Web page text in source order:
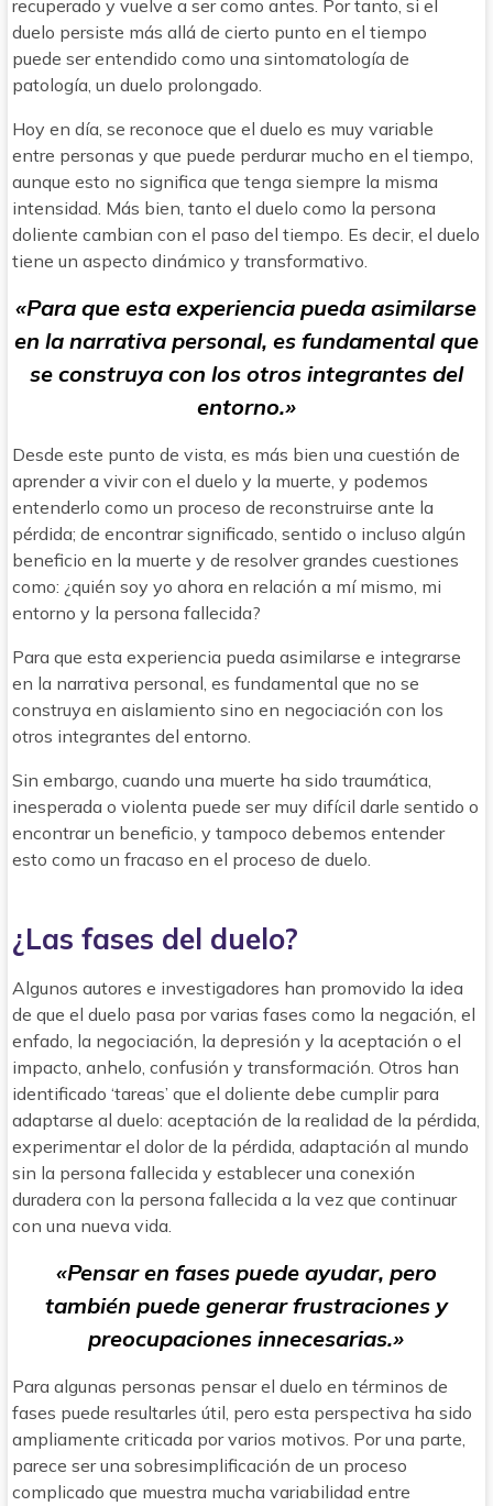
recuperado y vuelve a ser como antes. Por tanto, si el
duelo persiste más allá de cierto punto en el tiempo
puede ser entendido como una sintomatología de
patología, un duelo prolongado.
Hoy en día, se reconoce que el duelo es muy variable
entre personas y que puede perdurar mucho en el tiempo,
aunque esto no significa que tenga siempre la misma
intensidad. Más bien, tanto el duelo como la persona
doliente cambian con el paso del tiempo. Es decir, el duelo
tiene un aspecto dinámico y transformativo.
«Para que esta experiencia pueda asimilarse
en la narrativa personal, es fundamental que
se construya con los otros integrantes del
entorno.»
Desde este punto de vista, es más bien una cuestión de
aprender a vivir con el duelo y la muerte, y podemos
entenderlo como un proceso de reconstruirse ante la
pérdida; de encontrar significado, sentido o incluso algún
beneficio en la muerte y de resolver grandes cuestiones
como: ¿quién soy yo ahora en relación a mí mismo, mi
entorno y la persona fallecida?
Para que esta experiencia pueda asimilarse e integrarse
en la narrativa personal, es fundamental que no se
construya en aislamiento sino en negociación con los
otros integrantes del entorno.
Sin embargo, cuando una muerte ha sido traumática,
inesperada o violenta puede ser muy difícil darle sentido o
encontrar un beneficio, y tampoco debemos entender
esto como un fracaso en el proceso de duelo.
¿Las fases del duelo?
Algunos autores e investigadores han promovido la idea
de que el duelo pasa por varias fases como la negación, el
enfado, la negociación, la depresión y la aceptación o el
impacto, anhelo, confusión y transformación. Otros han
identificado ‘tareas’ que el doliente debe cumplir para
adaptarse al duelo: aceptación de la realidad de la pérdida,
experimentar el dolor de la pérdida, adaptación al mundo
sin la persona fallecida y establecer una conexión
duradera con la persona fallecida a la vez que continuar
con una nueva vida.
«Pensar en fases puede ayudar, pero
también puede generar frustraciones y
preocupaciones innecesarias.»
Para algunas personas pensar el duelo en términos de
fases puede resultarles útil, pero esta perspectiva ha sido
ampliamente criticada por varios motivos. Por una parte,
parece ser una sobresimplificación de un proceso
complicado que muestra mucha variabilidad entre